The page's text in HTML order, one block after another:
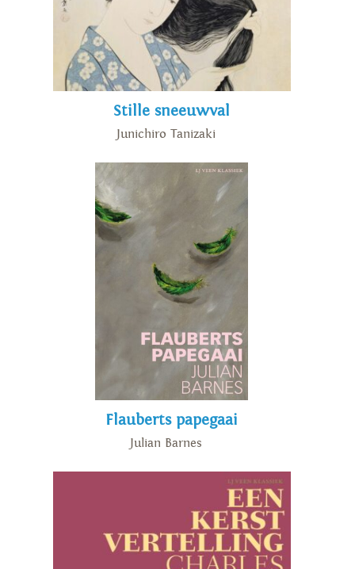
Stille sneeuwval
Junichiro Tanizaki
Flauberts papegaai
Julian Barnes